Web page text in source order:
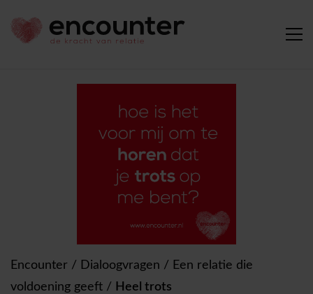
Encounter / Dialoogvragen / Een relatie die
voldoening geeft / Heel trots